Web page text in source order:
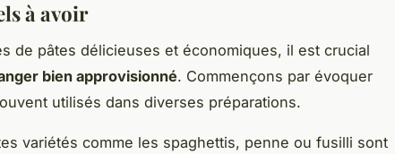
à avoir
de pâtes délicieuses et économiques, il est crucial
bien approvisionné. Commençons par évoquer
utilisés dans diverses préparations.
variétés comme les spaghettis, penne ou fusilli sont